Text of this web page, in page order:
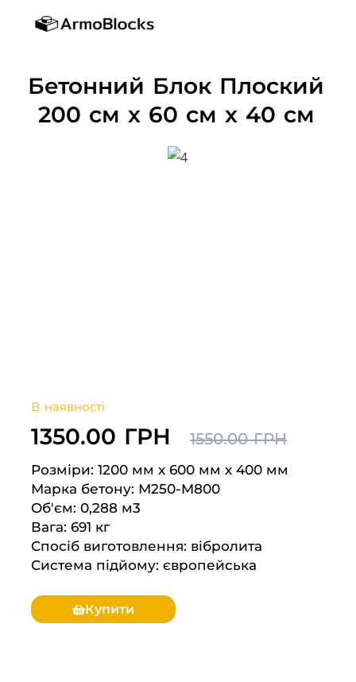
Бетонний Блок Плоский
200 см х 60 см х 40 см
В наявності
1350.00 ГРН 1550.00 ГРН
Розміри: 1200 мм х 600 мм х 400 мм
Марка бетону: М250-M800
Об'єм: 0,288 м3
Вага: 691 кг
Спосіб виготовлення: вібролита
Система підйому: європейська
Купити